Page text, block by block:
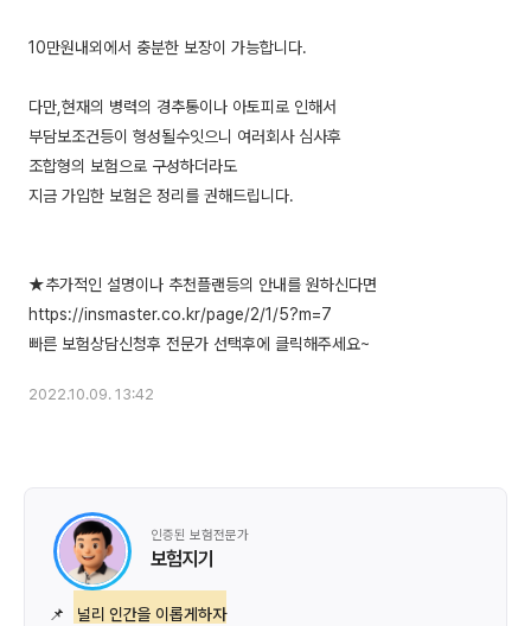
10만원내외에서 충분한 보장이 가능합니다.
다만,현재의 병력의 경추통이나 아토피로 인해서
부담보조건등이 형성될수잇으니 여러회사 심사후
조합형의 보험으로 구성하더라도
지금 가입한 보험은 정리를 권해드립니다.
★추가적인 설명이나 추천플랜등의 안내를 원하신다면
https://insmaster.co.kr/page/2/1/5?m=7
2022.10.09. 13:42
인증된 보험전문가
보험지기
📌 널리 인간을 이롭게하자